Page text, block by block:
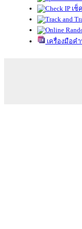
เช็
เครื่องมือค